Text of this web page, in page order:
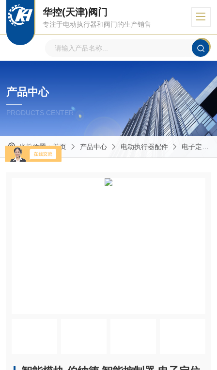
华控(天津)阀门
专注于电动执行器和阀门的生产销售
产品中心
PRODUCTS CENTER
当前位置：首页 产品中心 电动执行器配件 电子定位模块